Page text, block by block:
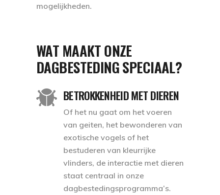
mogelijkheden.
WAT MAAKT ONZE
DAGBESTEDING SPECIAAL?
BETROKKENHEID MET DIEREN
Of het nu gaat om het voeren
van geiten, het bewonderen van
exotische vogels of het
bestuderen van kleurrijke
vlinders, de interactie met dieren
staat centraal in onze
dagbestedingsprogramma’s.